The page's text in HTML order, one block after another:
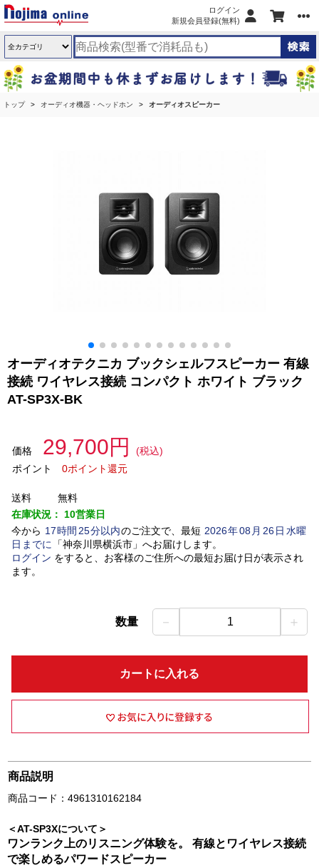
ログイン
新規会員登録(無料)
トップ オーディオ機器・ヘッドホン オーディオスピーカー
オーディオテクニカ ブックシェルフスピーカー 有線
接続 ワイヤレス接続 コンパクト ホワイト ブラック
AT-SP3X-BK
価格 29,700円
(税込)
ポイント
0ポイント還元
送料
無料
在庫状況： 10営業日
今から 17時間 25分以内のご注文で、最短 2026年08 月 26日水曜
日 までに 「神奈川県横浜市」 へお届けします。
ログイン をすると、お客様のご住所への最短お届け日が表示され
ます。
数量 － 1 ＋
カートに入れる
商品説明
商品コード：4961310162184
＜AT-SP3Xについて＞
ワンランク上のリスニング体験を。 有線とワイヤレス接続
で楽しめるパワードスピーカー